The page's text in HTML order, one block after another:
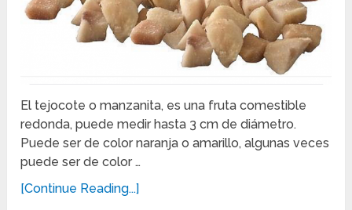
El tejocote o manzanita, es una fruta comestible
redonda, puede medir hasta 3 cm de diámetro.
Puede ser de color naranja o amarillo, algunas veces
puede ser de color …
[Continue Reading...]